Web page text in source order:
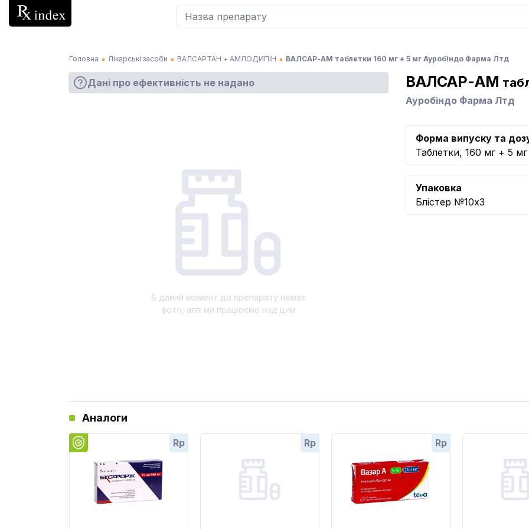
Головна Лікарські засоби ВАЛСАРТАН + АМЛОДИПІН ВАЛСАР-АМ таблетки 160 мг + 5 мг Ауробіндо Фарма Лтд
Дані про ефективність не надано
В даний момент до препарату немає
фото, але ми працюємо над цим
ВАЛСАР-АМ
Ауробіндо Фарма Лтд
Форма випуску та
Таблетки, 160 мг + 5 мг
Упаковка
Блістер №10x3
Аналоги
Rp Rp Rp